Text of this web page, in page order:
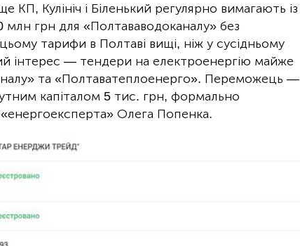
Кулініч і Біленький регулярно вимагають із
грн для «Полтававодоканалу» без
тарифи в Полтаві вищі, ніж у сусідньому
інтерес — тендери на електроенергію майже
та «Полтаватеплоенерго». Переможець —
капіталом 5 тис. грн, формально
Олега Попенка.